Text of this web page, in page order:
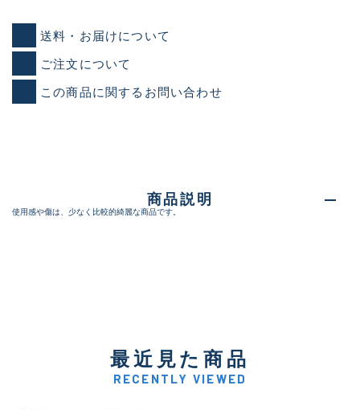
送料・お届けについて
ご注文について
この商品に関するお問い合わせ
商品説明
使用感や傷は、少なく比較的綺麗な商品です。
最近見た商品
RECENTLY VIEWED